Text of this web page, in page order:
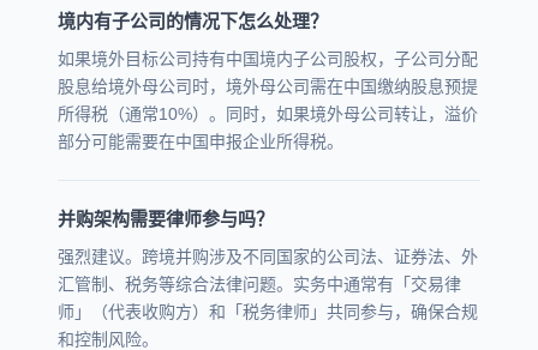
境内有子公司的情况下怎么处理？
如果境外目标公司持有中国境内子公司股权，子公司分配
股息给境外母公司时，境外母公司需在中国缴纳股息预提
所得税（通常10%）。同时，如果境外母公司转让，溢价
部分可能需要在中国申报企业所得税。
并购架构需要律师参与吗？
强烈建议。跨境并购涉及不同国家的公司法、证券法、外
汇管制、税务等综合法律问题。实务中通常有「交易律
师」（代表收购方）和「税务律师」共同参与，确保合规
和控制风险。